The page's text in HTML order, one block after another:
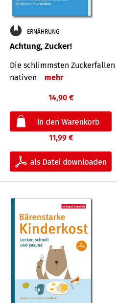
ERNÄHRUNG
Achtung, Zucker!
Die schlimmsten
nativen
mehr
14,90 €
11,99 €